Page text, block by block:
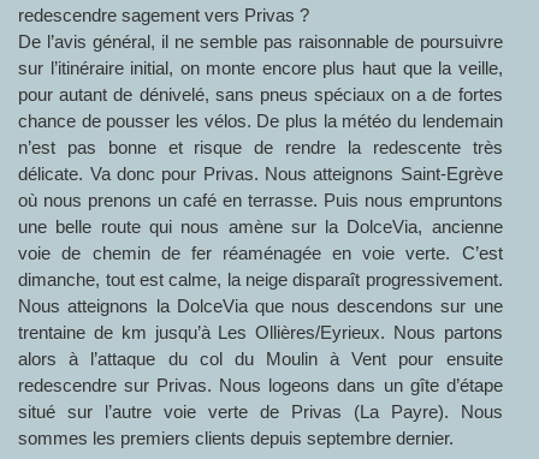
redescendre sagement vers Privas ?
De l’avis général, il ne semble pas raisonnable de poursuivre
sur l’itinéraire initial, on monte encore plus haut que la veille,
pour autant de dénivelé, sans pneus spéciaux on a de fortes
chance de pousser les vélos. De plus la météo du lendemain
n’est pas bonne et risque de rendre la redescente très
délicate. Va donc pour Privas. Nous atteignons Saint-Egrève
où nous prenons un café en terrasse. Puis nous empruntons
une belle route qui nous amène sur la DolceVia, ancienne
voie de chemin de fer réaménagée en voie verte. C’est
dimanche, tout est calme, la neige disparaît progressivement.
Nous atteignons la DolceVia que nous descendons sur une
trentaine de km jusqu’à Les Ollières/Eyrieux. Nous partons
alors à l’attaque du col du Moulin à Vent pour ensuite
redescendre sur Privas. Nous logeons dans un gîte d’étape
situé sur l’autre voie verte de Privas (La Payre). Nous
sommes les premiers clients depuis septembre dernier.